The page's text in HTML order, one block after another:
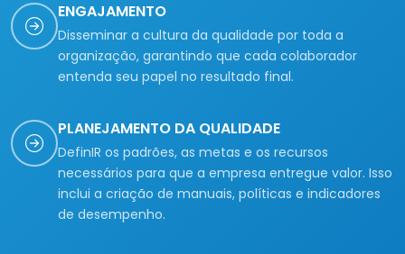
ENGAJAMENTO
Disseminar a cultura da qualidade por toda a
organização, garantindo que cada colaborador
entenda seu papel no resultado final.
PLANEJAMENTO DA QUALIDADE
DefinIR os padrões, as metas e os recursos
necessários para que a empresa entregue valor. Isso
inclui a criação de manuais, políticas e indicadores
de desempenho.